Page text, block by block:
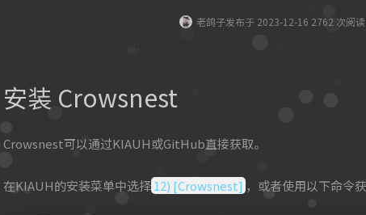
老鸽子发布于 2023-12-16 2762 次阅
安装 Crowsnest
Crowsnest可以通过KIAUH或GitHub直接获取。
在KIAUH的安装菜单中选择12) [Crowsnest] ，或者使用以下命令获